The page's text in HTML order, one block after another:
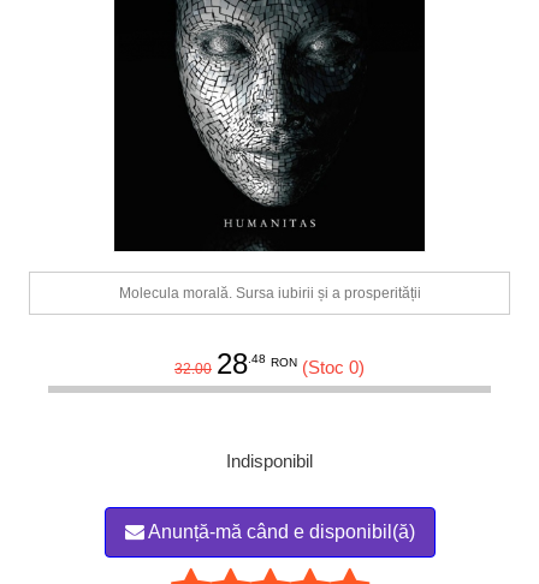
Molecula morală. Sursa iubirii și a prosperității
32.00 28.48 RON (Stoc 0)
Indisponibil
Anunță-mă când e disponibil(ă)